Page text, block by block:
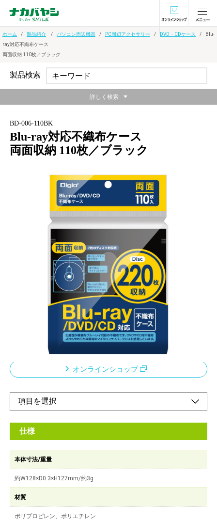
オンラインショ
ホーム 製品紹介 パソコン周辺機器 PC周辺アクセサリー DVD・CDケース
Blu-
ray対応不織布ケース
両面収納 110枚／ブラック
BD-006-110BK
Blu-ray対応不織布ケース
両面収納 110枚／ブラック
傷付きやすい記録面を
やさしくしっかり保護します
メーカー希望小売価格：
+ 税
・取り出しやすい窓穴付き。
・落下防止サイドストッパー付き。
・傷付けにくいマイクロファイバークロス使用。
・両面収納タイプ。
オンラインショップ
仕様
本体寸法/重量
約W128×D0.3×H127mm/約3g
材質
ポリプロピレン、ポリエチレン
製品検索
詳しく検索